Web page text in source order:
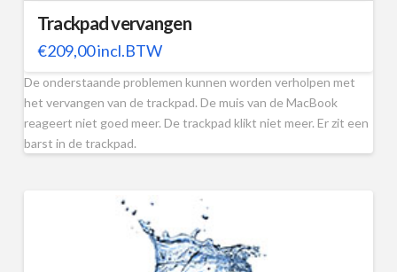
Trackpad vervangen
€209,00incl.BTW
De onderstaande problemen kunnen worden verholpen met
het vervangen van de trackpad. De muis van de MacBook
reageert niet goed meer. De trackpad klikt niet meer. Er zit een
barst in de trackpad.